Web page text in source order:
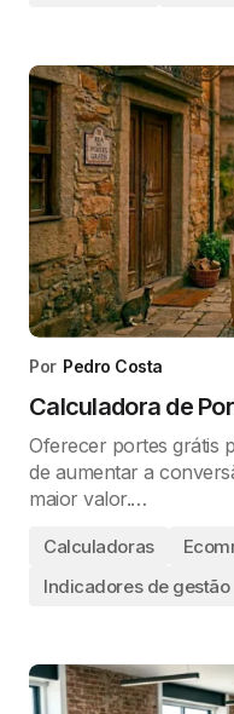
Por Pedro Costa
Calculadora de
Oferecer portes grátis
de aumentar a
maior valor.…
Calculadoras
Indicadores de gestão